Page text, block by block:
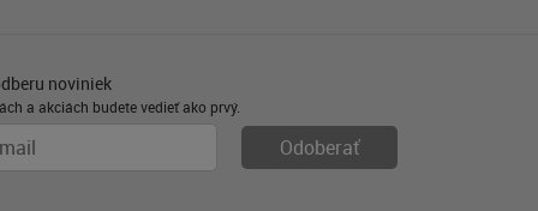
noviniek
a akciách budete vedieť ako prvý.